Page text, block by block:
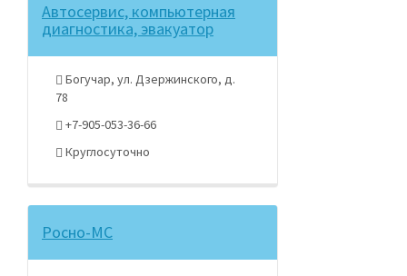
Автосервис, компьютерная
диагностика, эвакуатор
Богучар, ул. Дзержинского, д.
78
+7-905-053-36-66
Круглосуточно
Росно-МС